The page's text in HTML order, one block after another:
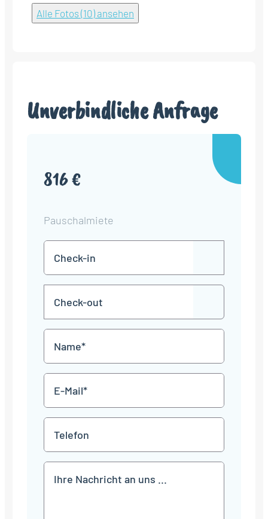
Alle Fotos (10) ansehen
Unverbindliche Anfrage
816 €
Pauschalmiete
in
TT
Punkt
MM
JJJJ
TT
Punkt
MM
JJJJ
Mail
*